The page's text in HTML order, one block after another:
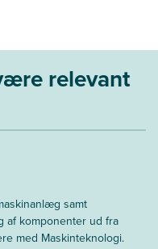
relevant
samt
af komponenter ud fra
med Maskinteknologi.